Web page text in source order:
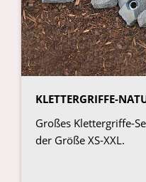
KLETTERGRIFFE-
Großes Klettergriffe-
der Größe XS-XXL.